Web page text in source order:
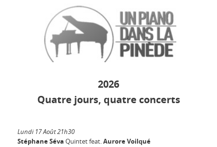
2026
Quatre jours, quatre concerts
Lundi 17 Août 21h30
Stéphane Séva Quintet feat. Aurore Voilqué